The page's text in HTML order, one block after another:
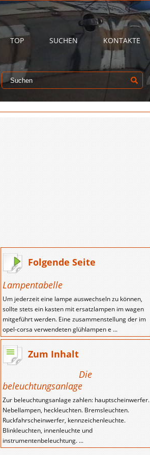
TOP SUCHEN KONTAKTE
Folgende Seite
Lampentabelle
Um jederzeit eine lampe auswechseln zu können,
sollte stets ein kasten mit ersatzlampen im wagen
mitgeführt werden. Eine zusammenstellung der im
opel-corsa verwendeten glühlampen e ...
Zum Inhalt
Die
beleuchtungsanlage
Zur beleuchtungsanlage zahlen: hauptscheinwerfer.
Nebellampen, heckleuchten. Bremsleuchten.
Ruckfahrscheinwerfer, kennzeichenleuchte.
Blinkleuchten, innenleuchte und
instrumentenbeleuchtung. ...